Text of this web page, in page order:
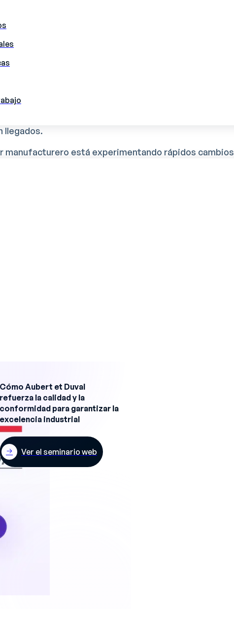
Cómo Aubert et Duval
refuerza la calidad y la
conformidad para garantizar la
excelencia industrial
Ver el seminario web
tiene su origen en una serie de fenómenos
al sector manufacturero. El
importante oleada de jubilaciones de expertos
décadas de experiencia y conocimientos.
de una generación a otra es especialmente
de más edad, con su experiencia adquirida sobre el
llegados.
manufacturero está experimentando rápidos cambios
Esta evolución exige una adaptación
del sector.
adolece de falta de atractivo para los jóvenes
frena la contratación de nuevas generaciones de
situación crea un círculo vicioso en el que la falta
obra acentúa la pérdida de competencias.
del sector
críticas
las empresas deben identificar con precisión los
para su actividad. Esto implica un análisis en